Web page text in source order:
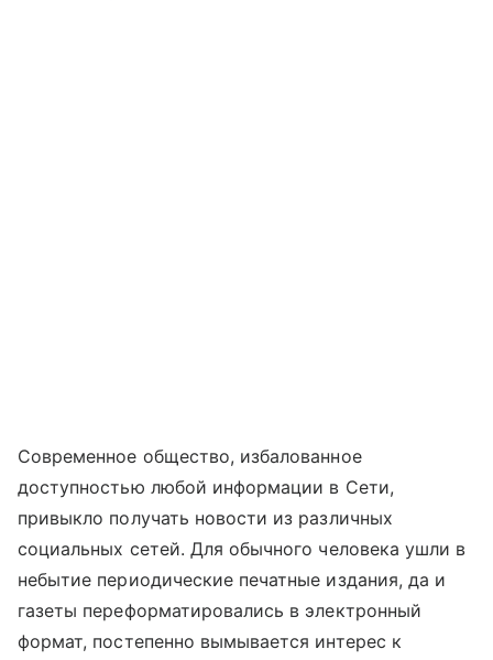
Современное общество, избалованное
доступностью любой информации в Сети,
привыкло получать новости из различных
социальных сетей. Для обычного человека ушли в
небытие периодические печатные издания, да и
газеты переформатировались в электронный
формат, постепенно вымывается интерес к